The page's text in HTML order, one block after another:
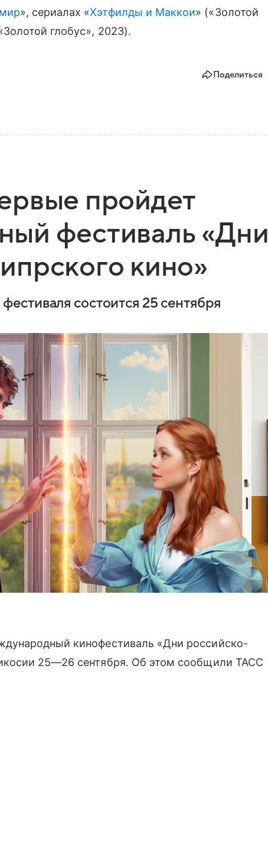
», сериалах «Хэтфилды и Маккои» («Золотой
глобус», 2023).
Поделиться
пройдет
фестиваль «Дни
кино»
состоится 25 сентября
кинофестиваль «Дни российско-
25—26 сентября. Об этом сообщили ТАСС